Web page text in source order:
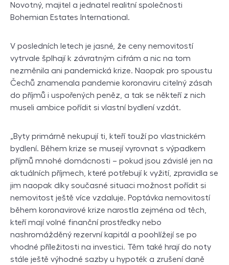
Novotný, majitel a jednatel realitní společnosti
Bohemian Estates International.
V posledních letech je jasné, že ceny nemovitostí
vytrvale šplhají k závratným cifrám a nic na tom
nezměnila ani pandemická krize. Naopak pro spoustu
Čechů znamenala pandemie koronaviru citelný zásah
do příjmů i uspořených peněz, a tak se někteří z nich
museli ambice pořídit si vlastní bydlení vzdát.
„Byty primárně nekupují ti, kteří touží po vlastnickém
bydlení. Během krize se musejí vyrovnat s výpadkem
příjmů mnohé domácnosti – pokud jsou závislé jen na
aktuálních příjmech, které potřebují k vyžití, zpravidla se
jim naopak díky současné situaci možnost pořídit si
nemovitost ještě více vzdaluje. Poptávka nemovitostí
během koronavirové krize narostla zejména od těch,
kteří mají volné finanční prostředky nebo
nashromážděný rezervní kapitál a poohlížejí se po
vhodné příležitosti na investici. Těm také hrají do noty
stále ještě výhodné sazby u hypoték a zrušení daně